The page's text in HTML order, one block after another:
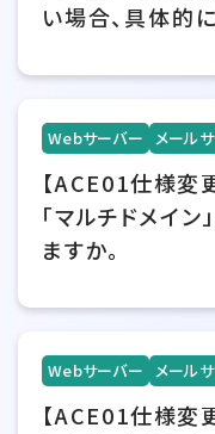
い場合、具体的
Webサーバー メール
【ACE01仕様変
「マルチドメイ
ますか。
Webサーバー メール
【ACE01仕様変